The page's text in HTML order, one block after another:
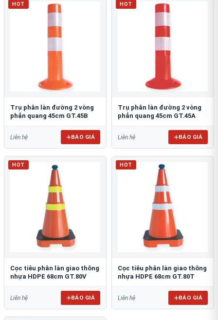
HOT
Trụ phân làn đường 2 vòng
phản quang 45cm GT.45B
Liên hệ BÁO GIÁ
HOT
Trụ phân làn đường 2 vòng
phản quang 45cm GT.45A
Liên hệ BÁO GIÁ
HOT
Cọc tiêu phân làn giao thông
nhựa HDPE 68cm GT.80V
Liên hệ BÁO GIÁ
HOT
Cọc tiêu phân làn giao thông
nhựa HDPE 68cm GT.80T
Liên hệ BÁO GIÁ